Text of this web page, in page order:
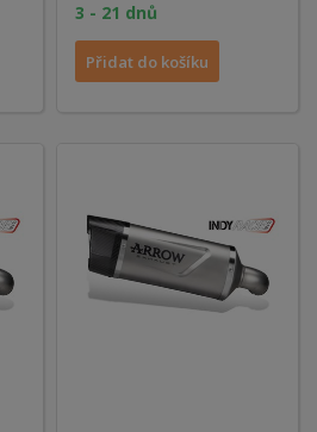
3 - 21 dnů
Přidat do košíku